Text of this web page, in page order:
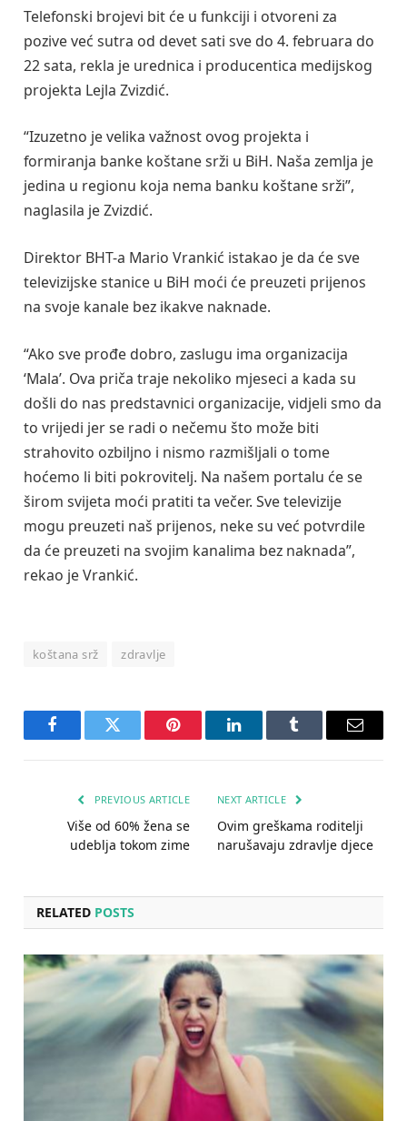
Telefonski brojevi bit će u funkciji i otvoreni za
pozive već sutra od devet sati sve do 4. februara do
22 sata, rekla je urednica i producentica medijskog
projekta Lejla Zvizdić.
“Izuzetno je velika važnost ovog projekta i
formiranja banke koštane srži u BiH. Naša zemlja je
jedina u regionu koja nema banku koštane srži”,
naglasila je Zvizdić.
Direktor BHT-a Mario Vrankić istakao je da će sve
televizijske stanice u BiH moći će preuzeti prijenos
na svoje kanale bez ikakve naknade.
“Ako sve prođe dobro, zaslugu ima organizacija
‘Mala’. Ova priča traje nekoliko mjeseci a kada su
došli do nas predstavnici organizacije, vidjeli smo da
to vrijedi jer se radi o nečemu što može biti
strahovito ozbiljno i nismo razmišljali o tome
hoćemo li biti pokrovitelj. Na našem portalu će se
širom svijeta moći pratiti ta večer. Sve televizije
mogu preuzeti naš prijenos, neke su već potvrdile
da će preuzeti na svojim kanalima bez naknada”,
rekao je Vrankić.
koštana srž zdravlje
FacebookTwitter Pinterest LinkedInTumblr Email
PREVIOUS ARTICLE
Više od 60% žena se
udeblja tokom zime
NEXT ARTICLE
Ovim greškama roditelji
narušavaju zdravlje djece
RELATED POSTS